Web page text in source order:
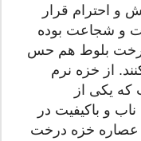
و احترام قرار
و شجاعت بوده
درخت بلوط هم حس
از خزه نرم
یکی از
و باکیفیت در
عصاره خزه درخت